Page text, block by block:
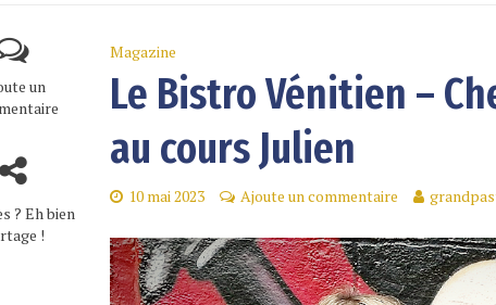
un
? Eh bien
!
Magazine
Le Bistro Vénitien –
au cours Julien
10 mai 2023 Ajoute un commentaire